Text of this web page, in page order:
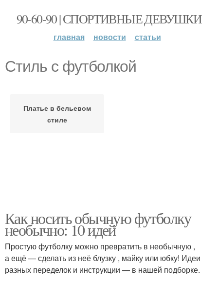
90-60-90 | СПОРТИВНЫЕ ДЕВУШКИ
главная новости статьи
Стиль с футболкой
Платье в бельевом
стиле
Как носить обычную футболку
необычно: 10 идей
Простую футболку можно превратить в необычную ,
а ещё — сделать из неё блузку , майку или юбку! Идеи
разных переделок и инструкции — в нашей подборке.